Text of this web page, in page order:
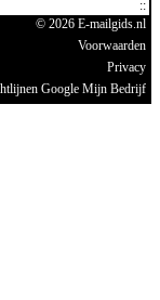
© 2026 E-mailgids.nl
Voorwaarden
Privacy
Google Mijn Bedrijf